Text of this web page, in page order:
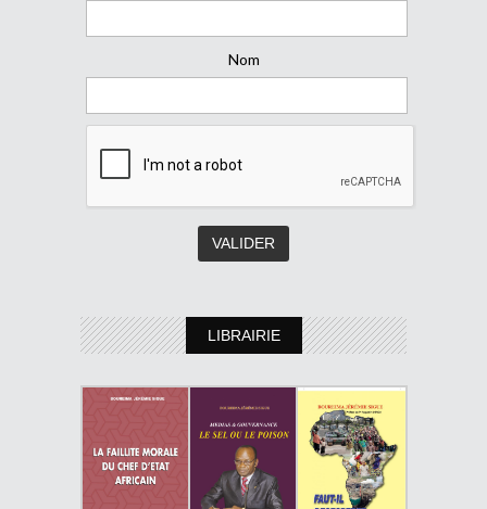
Nom
LIBRAIRIE